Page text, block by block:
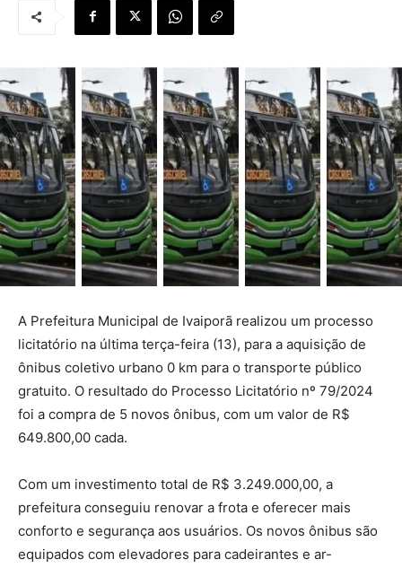
A Prefeitura Municipal de Ivaiporã realizou um processo
licitatório na última terça-feira (13), para a aquisição de
ônibus coletivo urbano 0 km para o transporte público
gratuito. O resultado do Processo Licitatório nº 79/2024
foi a compra de 5 novos ônibus, com um valor de R$
649.800,00 cada.
Com um investimento total de R$ 3.249.000,00, a
prefeitura conseguiu renovar a frota e oferecer mais
conforto e segurança aos usuários. Os novos ônibus são
equipados com elevadores para cadeirantes e ar-